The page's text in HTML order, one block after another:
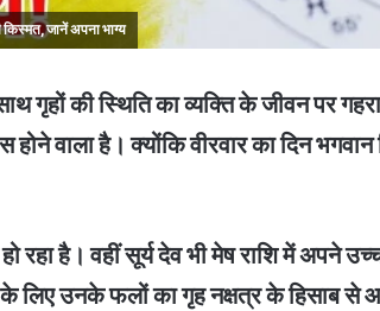
जानें अपना भाग्य
गृहों की स्थिति का व्यक्ति के जीवन पर
वाला है। क्योंकि वीरवार का दिन
है। वहीं सूर्य देव भी मेष राशि में अपने
के लिए उनके फलों का गृह नक्षत्र के हिसाब